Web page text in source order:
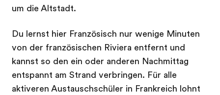
um die Altstadt.
Du lernst hier Französisch nur wenige Minuten
von der französischen Riviera entfernt und
kannst so den ein oder anderen Nachmittag
entspannt am Strand verbringen. Für alle
aktiveren Austauschschüler in Frankreich lohnt